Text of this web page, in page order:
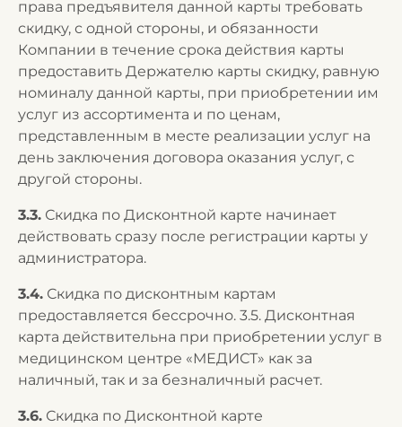
права предъявителя данной карты требовать
скидку, с одной стороны, и обязанности
Компании в течение срока действия карты
предоставить Держателю карты скидку, равную
номиналу данной карты, при приобретении им
услуг из ассортимента и по ценам,
представленным в месте реализации услуг на
день заключения договора оказания услуг, с
другой стороны.
3.3. Скидка по Дисконтной карте начинает
действовать сразу после регистрации карты у
администратора.
3.4. Скидка по дисконтным картам
предоставляется бессрочно. 3.5. Дисконтная
карта действительна при приобретении услуг в
медицинском центре «МЕДИСТ» как за
наличный, так и за безналичный расчет.
3.6. Скидка по Дисконтной карте